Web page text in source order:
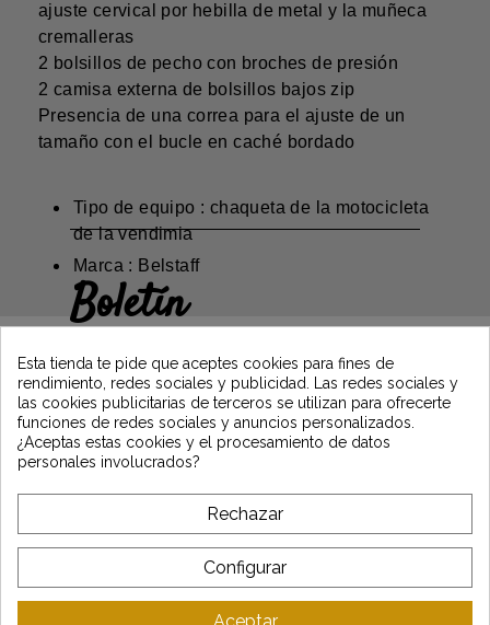
ajuste cervical por hebilla de metal y la muñeca
cremalleras
2 bolsillos de pecho con broches de presión
2 camisa externa de bolsillos bajos zip
Presencia de una correa para el ajuste de un
tamaño con el bucle en caché bordado
Tipo de equipo : chaqueta de la motocicleta
de la vendimia
Marca : Belstaff
Boletín
suscribiéndose y manténgase informado de
las últimas noticias de Vintage Motors
*Dès 99€ d'achat. En vous abonnant à notre newsletter, vous reconnaissez avoir pris
l'acceptez.
A PROPÓSITO DE VINTAGE
SERVICIO AL CLIENTE
Esta tienda te pide que aceptes cookies para fines de
rendimiento, redes sociales y publicidad. Las redes sociales y
las cookies publicitarias de terceros se utilizan para ofrecerte
funciones de redes sociales y anuncios personalizados.
¿Aceptas estas cookies y el procesamiento de datos
personales involucrados?
Rechazar
Configurar